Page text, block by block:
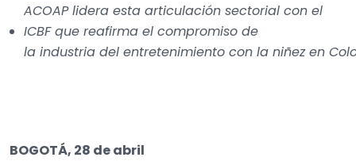
ACOAP lidera esta articulación sectorial con el
ICBF que reafirma el compromiso de
la industria del entretenimiento con la niñez en
BOGOTÁ, 28 de abril